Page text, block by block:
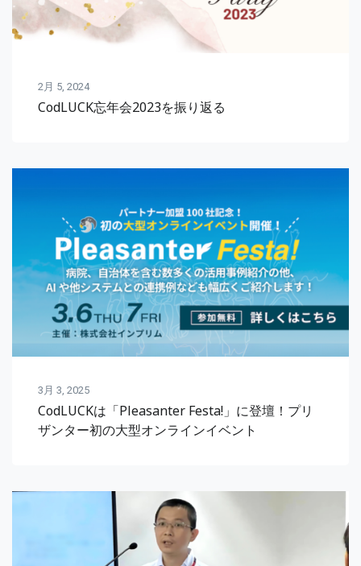
2月 5, 2024
CodLUCK忘年会2023を振り返る
3月 3, 2025
CodLUCKは「Pleasanter Festa!」に登壇！プリ
ザンター初の大型オンラインイベント